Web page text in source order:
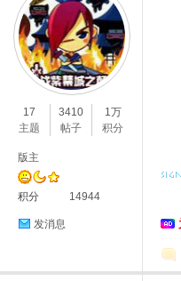
17
主题
3410
帖子
1万
积分
版主
积分 14944
发消息